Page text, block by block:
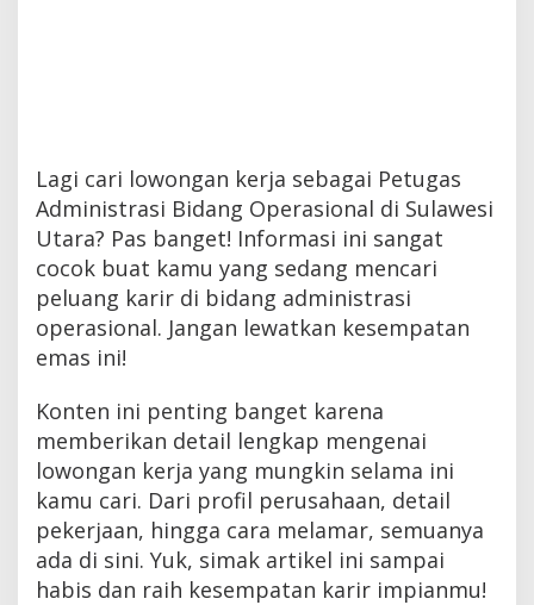
Lagi cari lowongan kerja sebagai Petugas
Administrasi Bidang Operasional di Sulawesi
Utara? Pas banget! Informasi ini sangat
cocok buat kamu yang sedang mencari
peluang karir di bidang administrasi
operasional. Jangan lewatkan kesempatan
emas ini!
Konten ini penting banget karena
memberikan detail lengkap mengenai
lowongan kerja yang mungkin selama ini
kamu cari. Dari profil perusahaan, detail
pekerjaan, hingga cara melamar, semuanya
ada di sini. Yuk, simak artikel ini sampai
habis dan raih kesempatan karir impianmu!